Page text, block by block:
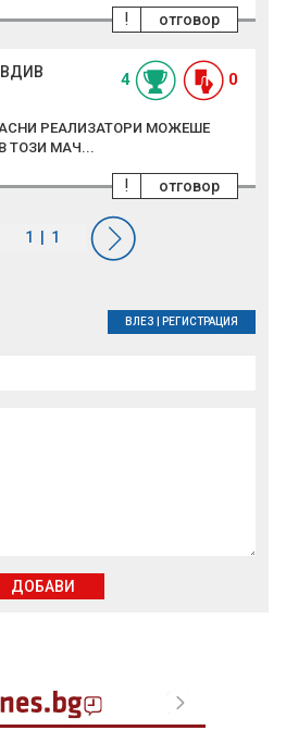
отговор
!
4 0
РЕАЛИЗАТОРИ МОЖЕШЕ
ТОЗИ МАЧ...
отговор
!
ВЛЕЗ РЕГИСТРАЦИЯ
ДОБАВИ